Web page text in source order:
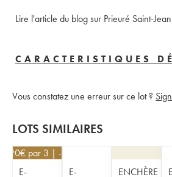
Lire l'article du blog sur Prieuré Saint-
CARACTERISTIQUES
Vous constatez une erreur sur ce lot ?
LOTS SIMILAIRES
€ par 3 | -10%
E-
E- ENCHÈRE